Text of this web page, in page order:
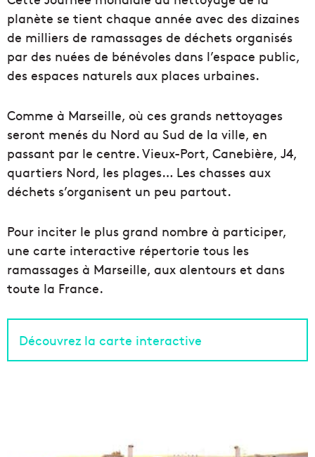
planète se tient chaque année avec des dizaines
de milliers de ramassages de déchets organisés
par des nuées de bénévoles dans l’espace public,
des espaces naturels aux places urbaines.
Comme à Marseille, où ces grands nettoyages
seront menés du Nord au Sud de la ville, en
passant par le centre. Vieux-Port, Canebière, J4,
quartiers Nord, les plages… Les chasses aux
déchets s’organisent un peu partout.
Pour inciter le plus grand nombre à participer,
une carte interactive répertorie tous les
ramassages à Marseille, aux alentours et dans
toute la France.
Découvrez la carte interactive